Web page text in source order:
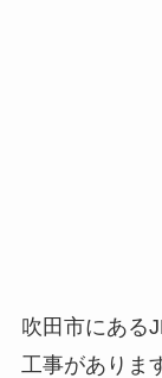
吹田市にある
工事がありま